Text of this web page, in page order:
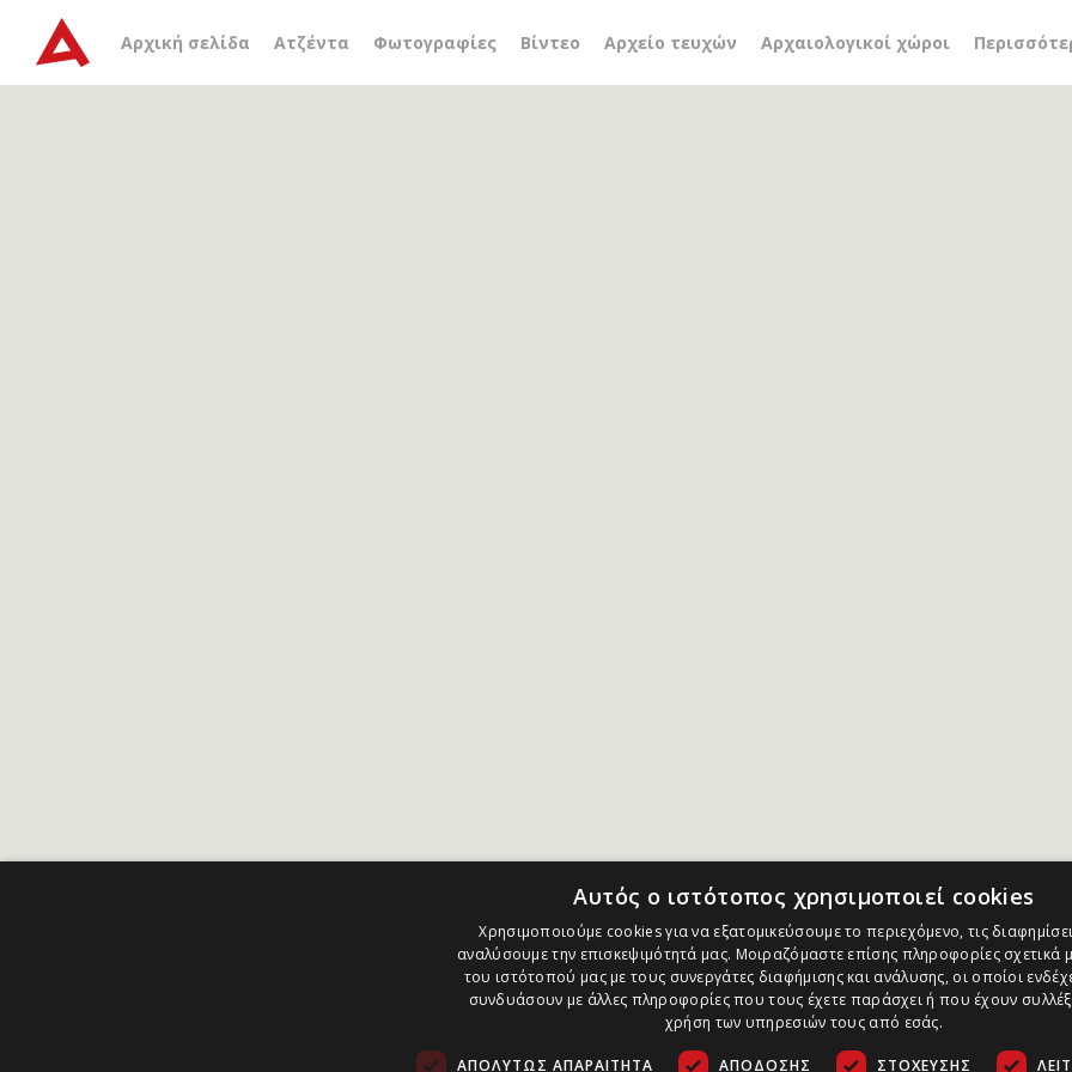
Αρχική σελίδα Ατζέντα Φωτογραφίες Βίντεο Αρχείο τευχών Αρχαιολογικοί χώροι
Αρχείο ετικέτας Choisy-le-Roi Seine
Αυτός ο ιστότοπος χρησιμοποιεί cookies
Χρησιμοποιούμε cookies για να εξατομικεύσουμε το περιεχόμενο, τις
αναλύσουμε την επισκεψιμότητά μας. Μοιραζόμαστε επίσης πληροφορίες σχετικά
του ιστότοπού μας με τους συνεργάτες διαφήμισης και ανάλυσης, οι οποίοι
συνδυάσουν με άλλες πληροφορίες που τους έχετε παράσχει ή που έχουν
χρήση των υπηρεσιών τους από εσάς.
ΑΠΟΛΎΤΩΣ ΑΠΑΡΑΊΤΗΤΑ ΑΠΌΔΟΣΗΣ ΣΤΌΧΕΥΣΗΣ